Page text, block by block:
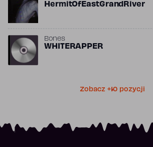
HermitOfEastGrandRiver
Bones
WHITERAPPER
Zobacz +10 pozycji